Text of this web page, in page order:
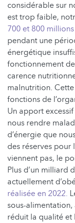
considérable sur
est trop faible,
700 et 800
pendant une
énergétique
fonctionnement
carence
malnutrition.
fonctions de
Un apport
nous rendre
d’énergie que
des réserves pour
viennent pas, le
Plus d’un milliard
actuellement
réalisée en 2022.
sous-
réduit la qualité et